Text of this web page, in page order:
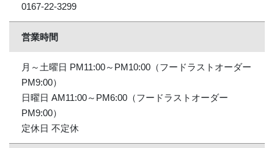
0167-22-3299
営業時間
月～土曜日 PM11:00～PM10:00（フードラストオーダー
PM9:00）
日曜日 AM11:00～PM6:00（フードラストオーダー
PM9:00）
定休日 不定休